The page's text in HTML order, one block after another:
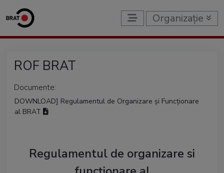
Organizație
ROF BRAT
Documente:
DOWNLOAD] Regulamentul de Organizare și Funcționare
al BRAT
Regulamentul de organizare si